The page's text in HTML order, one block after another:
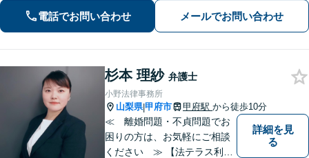
電話でお問い合わせ メールでお問い合わせ
杉本 理紗 弁護士
小野法律事務所
山梨県|甲府市 甲府駅 から徒歩10分
≪ 離婚問題・不貞問題でお
困りの方は、お気軽にご相談
ください ≫ 【法テラス利用
詳細を見
る